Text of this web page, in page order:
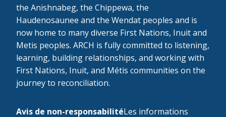
the Anishnabeg, the Chippewa, the
Haudenosaunee and the Wendat peoples and is
now home to many diverse First Nations, Inuit and
Metis peoples. ARCH is fully committed to listening,
learning, building relationships, and working with
First Nations, Inuit, and Métis communities on the
journey to reconciliation.
Avis de non-responsabilitéLes informations